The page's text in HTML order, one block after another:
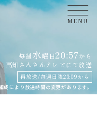
毎週水曜日20:57から
高知さんさんテレビにて放送
再放送/毎週日曜23:09から
成により放送時間の変更があります。
MENU